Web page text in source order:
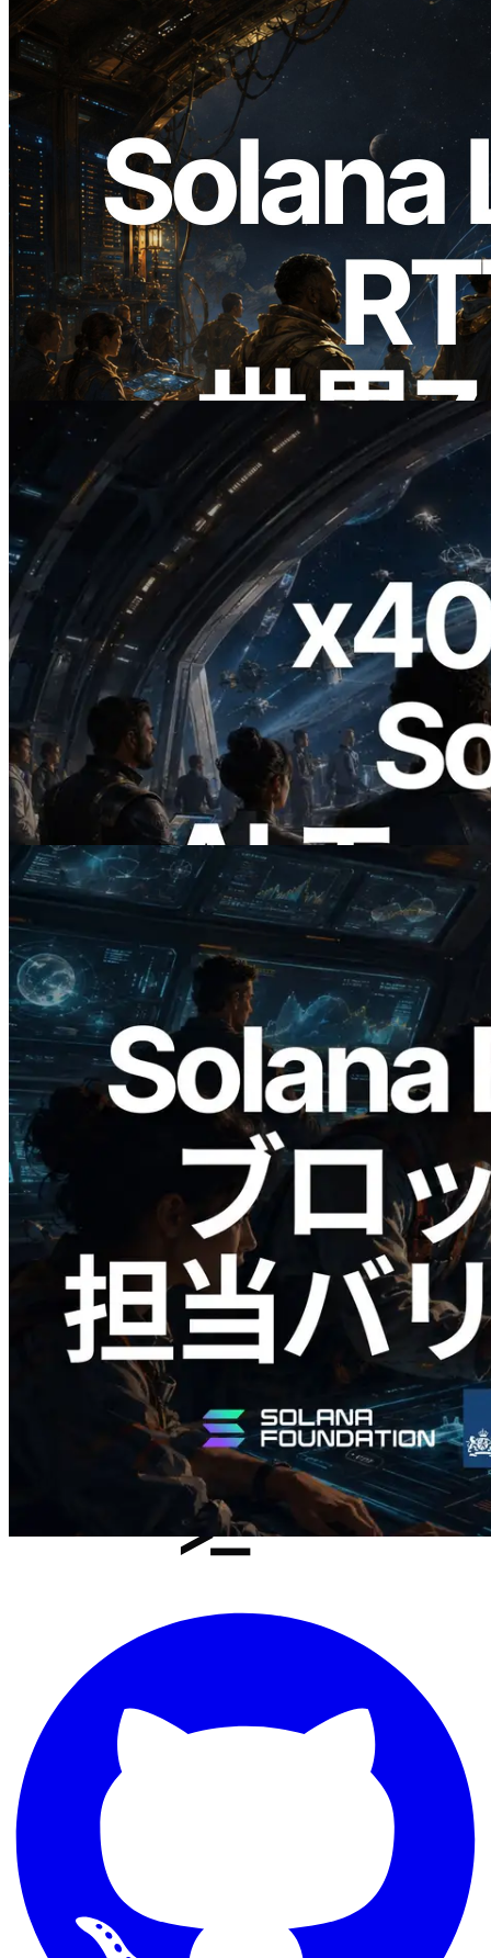
2026.08.05
ERPC、Solana Leader Slot APIを世界7
リージョンのping計測に拡張—
Validators Information APIも公開
この記事を読む
2026.07.04
ERPC、x402 決済対応の Solana RPC を
公開 — AI エージェントが必要な API
にその場で支払う時代の幕開け
この記事を読む
2026.05.24
Validators Solutions、Solana ブロックア
ナライザーを公開 — slot 単位のブロッ
ク生成時間と担当バリデータを視覚化
この記事を読む
さらに読み込む